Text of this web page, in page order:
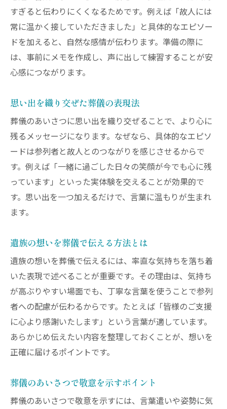
すぎると伝わりにくくなるためです。例えば「故人には
常に温かく接していただきました」と具体的なエピソー
ドを加えると、自然な感情が伝わります。準備の際に
は、事前にメモを作成し、声に出して練習することが安
心感につながります。
思い出を織り交ぜた葬儀の表現法
葬儀のあいさつに思い出を織り交ぜることで、より心に
残るメッセージになります。なぜなら、具体的なエピソ
ードは参列者と故人とのつながりを感じさせるからで
す。例えば「一緒に過ごした日々の笑顔が今でも心に残
っています」といった実体験を交えることが効果的で
す。思い出を一つ加えるだけで、言葉に温もりが生まれ
ます。
遺族の想いを葬儀で伝える方法とは
遺族の想いを葬儀で伝えるには、率直な気持ちを落ち着
いた表現で述べることが重要です。その理由は、気持ち
が高ぶりやすい場面でも、丁寧な言葉を使うことで参列
者への配慮が伝わるからです。たとえば「皆様のご支援
に心より感謝いたします」という言葉が適しています。
あらかじめ伝えたい内容を整理しておくことが、想いを
正確に届けるポイントです。
葬儀のあいさつで敬意を示すポイント
葬儀のあいさつで敬意を示すには、言葉遣いや姿勢に気